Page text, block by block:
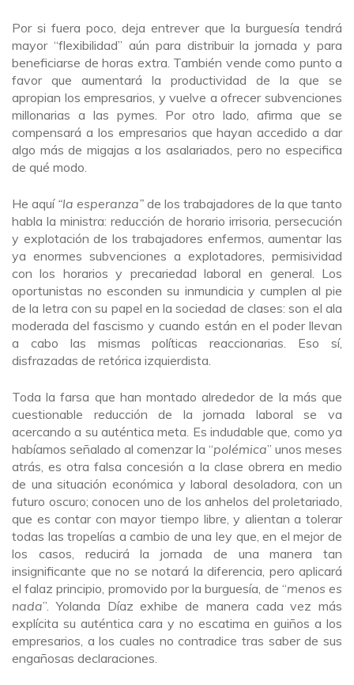
Por si fuera poco, deja entrever que la burguesía tendrá
mayor “flexibilidad” aún para distribuir la jornada y para
beneficiarse de horas extra. También vende como punto a
favor que aumentará la productividad de la que se
apropian los empresarios, y vuelve a ofrecer subvenciones
millonarias a las pymes. Por otro lado, afirma que se
compensará a los empresarios que hayan accedido a dar
algo más de migajas a los asalariados, pero no especifica
de qué modo.
He aquí “la esperanza” de los trabajadores de la que tanto
habla la ministra: reducción de horario irrisoria, persecución
y explotación de los trabajadores enfermos, aumentar las
ya enormes subvenciones a explotadores, permisividad
con los horarios y precariedad laboral en general. Los
oportunistas no esconden su inmundicia y cumplen al pie
de la letra con su papel en la sociedad de clases: son el ala
moderada del fascismo y cuando están en el poder llevan
a cabo las mismas políticas reaccionarias. Eso sí,
disfrazadas de retórica izquierdista.
Toda la farsa que han montado alrededor de la más que
cuestionable reducción de la jornada laboral se va
acercando a su auténtica meta. Es indudable que, como ya
habíamos señalado al comenzar la “polémica” unos meses
atrás, es otra falsa concesión a la clase obrera en medio
de una situación económica y laboral desoladora, con un
futuro oscuro; conocen uno de los anhelos del proletariado,
que es contar con mayor tiempo libre, y alientan a tolerar
todas las tropelías a cambio de una ley que, en el mejor de
los casos, reducirá la jornada de una manera tan
insignificante que no se notará la diferencia, pero aplicará
el falaz principio, promovido por la burguesía, de “menos es
nada”. Yolanda Díaz exhibe de manera cada vez más
explícita su auténtica cara y no escatima en guiños a los
empresarios, a los cuales no contradice tras saber de sus
engañosas declaraciones.